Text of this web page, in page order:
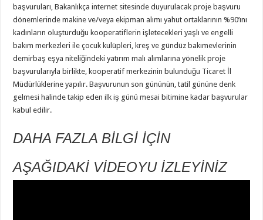
başvuruları, Bakanlıkça internet sitesinde duyurulacak proje başvuru
dönemlerinde makine ve/veya ekipman alımı yahut ortaklarının %90’ını
kadınların oluşturduğu kooperatiflerin işletecekleri yaşlı ve engelli
bakım merkezleri ile çocuk kulüpleri, kreş ve gündüz bakımevlerinin
demirbaş eşya niteliğindeki yatırım malı alımlarına yönelik proje
başvurularıyla birlikte, kooperatif merkezinin bulunduğu Ticaret İl
Müdürlüklerine yapılır. Başvurunun son gününün, tatil gününe denk
gelmesi halinde takip eden ilk iş günü mesai bitimine kadar başvurular
kabul edilir.
DAHA FAZLA BİLGİ İÇİN
AŞAĞIDAKİ VİDEOYU İZLEYİNİZ